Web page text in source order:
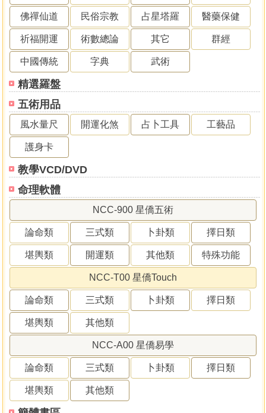
佛禪仙道 民俗宗教 占星塔羅 醫藥保健
祈福開運 術數總論 其它 群經
中國傳統 字典 武術
精選羅盤
五術用品
風水量尺 開運化煞 占卜工具 工藝品
護身卡
教學VCD/DVD
命理軟體
NCC-900 星僑五術
論命類 三式類 卜卦類 擇日類
堪輿類 開運類 其他類 特殊功能
NCC-T00 星僑Touch
論命類 三式類 卜卦類 擇日類
堪輿類 其他類
NCC-A00 星僑易學
論命類 三式類 卜卦類 擇日類
堪輿類 其他類